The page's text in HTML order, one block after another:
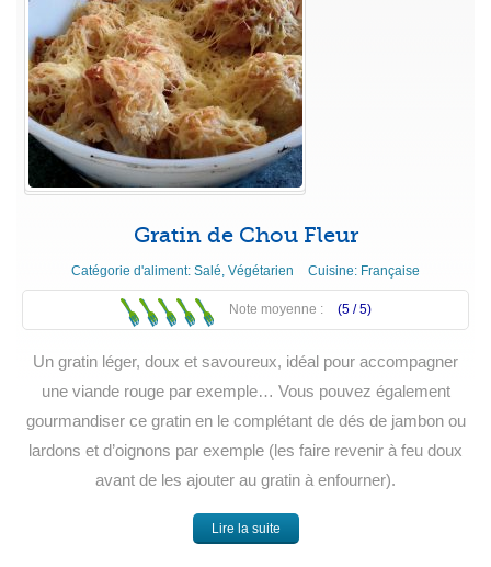
Gratin de Chou Fleur
Catégorie d'aliment: Salé Végétarien Cuisine: Française
Note moyenne : (5 /5)
Un gratin léger, doux et savoureux, idéal pour accompagner
une viande rouge par exemple… Vous pouvez également
gourmandiser ce gratin en le complétant de dés de jambon ou
lardons et d’oignons par exemple (les faire revenir à feu doux
avant de les ajouter au gratin à enfourner).
Lire la suite